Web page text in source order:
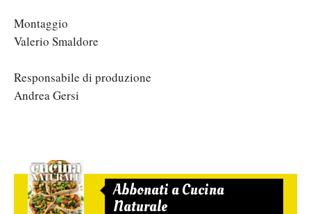
Montaggio
Valerio Smaldore
Responsabile di produzione
Andrea Gersi
Abbonati a Cucina
Naturale